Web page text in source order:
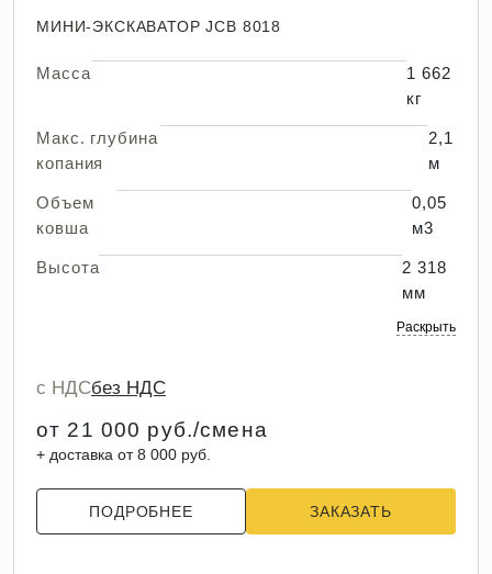
МИНИ-ЭКСКАВАТОР JCB 8018
Масса
1 662
кг
Макс. глубина
копания
2,1
м
Объем
ковша
0,05
м3
Высота
2 318
мм
Раскрыть
с НДСбез НДС
от 21 000 руб./смена
+ доставка от 8 000 руб.
ПОДРОБНЕЕ ЗАКАЗАТЬ